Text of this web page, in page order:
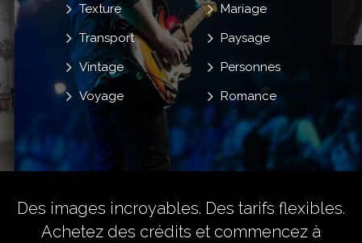
Mariage
Paysage
Personnes
Romance
Texture
Transport
Vintage
Voyage
Des images incroyables. Des tarifs flexibles.
Achetez des crédits et commencez à